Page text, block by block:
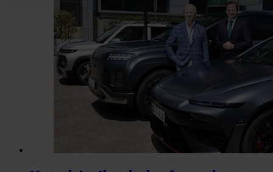
Puede cambiar o retirar su consentimiento en cualquier
la Declaración de cookies.
Las cookies de este sitio web se usan para personalizar el
y los anuncios, ofrecer funciones de redes sociales y
tráfico. Además, compartimos información sobre el uso que
sitio web con nuestros partners de redes sociales,
análisis web, quienes pueden combinarla con otra
haya proporcionado o que hayan recopilado a partir del uso